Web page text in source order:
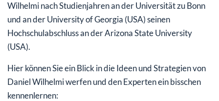
Wilhelmi nach Studienjahren an der Universität zu Bonn
und an der University of Georgia (USA) seinen
Hochschulabschluss an der Arizona State University
(USA).
Hier können Sie ein Blick in die Ideen und Strategien von
Daniel Wilhelmi werfen und den Experten ein bisschen
kennenlernen: